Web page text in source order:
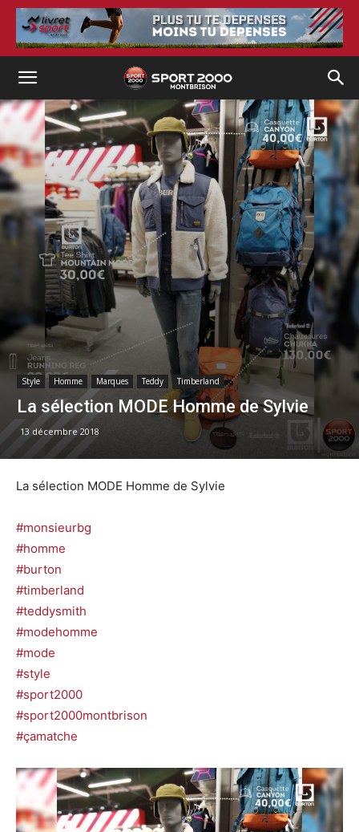
Style Homme Marques Teddy Timberland
La sélection MODE Homme de Sylvie
13 décembre 2018
La sélection MODE Homme de Sylvie
#monsieurbg
#homme
#burton
#timberland
#teddysmith
#modehomme
#mode
#style
#sport2000
#sport2000montbrison
#çamatche